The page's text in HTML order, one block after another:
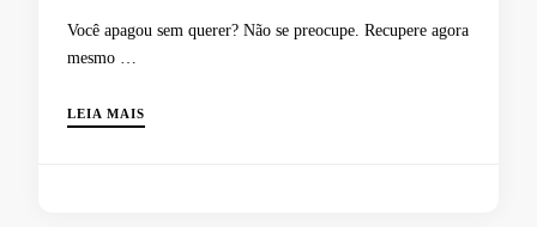
Você apagou sem querer? Não se preocupe. Recupere agora
mesmo …
LEIA MAIS